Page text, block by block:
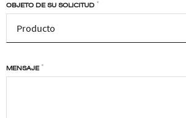
OBJETO DE SU SOLICITUD *
MENSAJE *